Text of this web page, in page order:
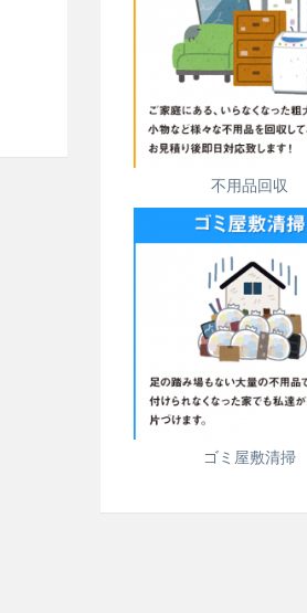
不用品回収
ゴミ屋敷清掃